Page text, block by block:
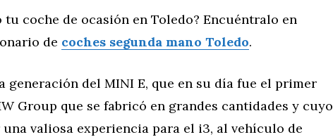
tu coche de ocasión en Toledo? Encuéntralo en
de coches segunda mano Toledo.
generación del MINI E, que en su día fue el primer
Group que se fabricó en grandes cantidades y cuyo
valiosa experiencia para el i3, al vehículo de